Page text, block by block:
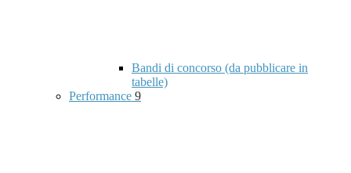
Bandi di concorso (da pubblicare in
tabelle)
Performance 9